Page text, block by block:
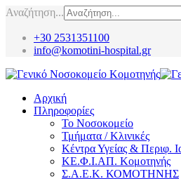
Αναζήτηση...
+30 2531351100
info@komotini-hospital.gr
Αρχική
Πληροφορίες
Το Νοσοκομείο
Τμήματα / Κλινικές
Κέντρα Υγείας & Περιφ.
ΚΕ.Φ.Ι.ΑΠ. Κομοτηνής
Σ.Α.Ε.Κ. ΚΟΜΟΤΗΝΗΣ